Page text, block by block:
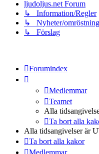
ljudoljus.net Forum
↳ Information/Regler
↳ Nyheter/
↳ Förslag
Forumindex
Medlemmar
Teamet
Alla
Ta bort alla
Alla tidsangivelser är
Ta bort alla kakor